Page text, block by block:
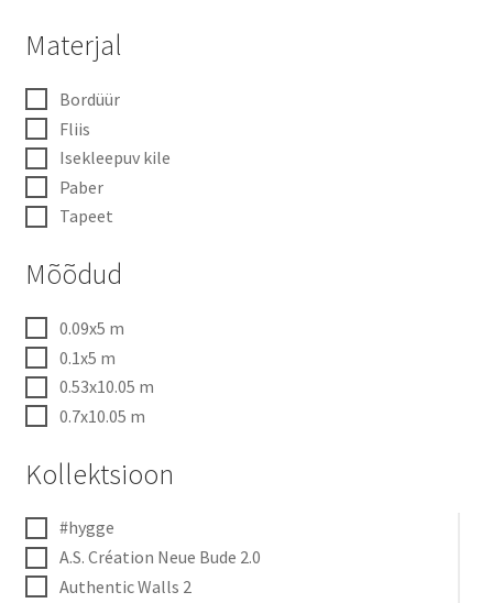
Materjal
Bordüür
Fliis
Isekleepuv kile
Paber
Tapeet
Mõõdud
0.09x5 m
0.1x5 m
0.53x10.05 m
0.7x10.05 m
Kollektsioon
#hygge
A.S. Création Neue Bude 2.0
Authentic Walls 2